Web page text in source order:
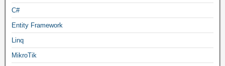
C#
Entity Framework
Linq
MikroTik